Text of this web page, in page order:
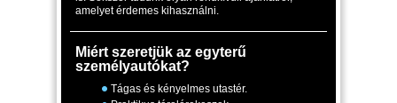
amelyet érdemes kihasználni.
Miért szeretjük az egyterű
személyautókat?
Tágas és kényelmes utastér.